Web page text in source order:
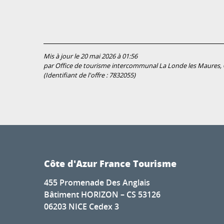
Mis à jour le 20 mai 2026 à 01:56
par Office de tourisme intercommunal La Londe les Maures,
(Identifiant de l'offre : 7832055)
Côte d'Azur France Tourisme
455 Promenade Des Anglais
Bâtiment HORIZON – CS 53126
06203 NICE Cedex 3